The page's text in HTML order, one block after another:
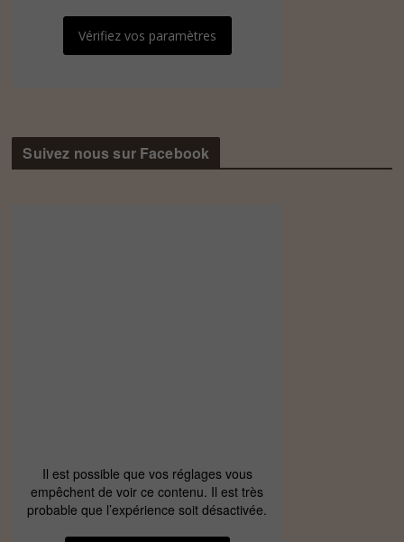
Vérifiez vos paramètres
Suivez nous sur Facebook
Il est possible que vos réglages vous
empêchent de voir ce contenu. Il est très
probable que l’expérience soit désactivée.